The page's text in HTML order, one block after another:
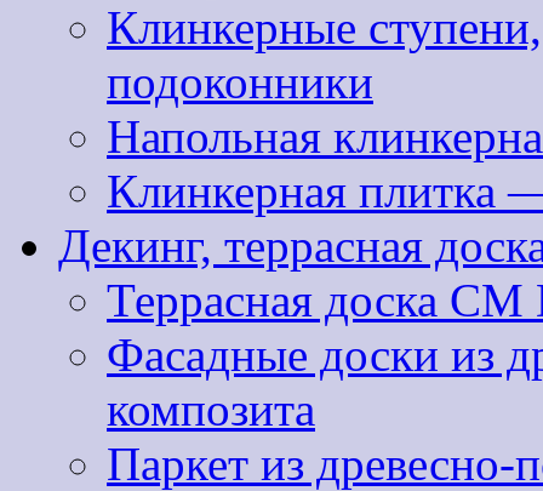
Клинкерные
подоконники
Напольная
Клинкерная плитка
Декинг, террасная
Террасная доска
Фасадные доски из
композита
Паркет из древесно-